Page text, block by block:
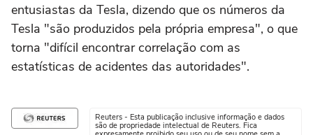
entusiastas da Tesla, dizendo que os números da
Tesla "são produzidos pela própria empresa", o que
torna "difícil encontrar correlação com as
estatísticas de acidentes das autoridades".
Reuters - Esta publicação inclusive informação e dados
são de propriedade intelectual de Reuters. Fica